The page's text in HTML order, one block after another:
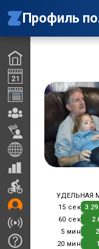
Профиль
УДЕЛЬНАЯ
15 сек 3.29
60 сек
5 мин
20 мин